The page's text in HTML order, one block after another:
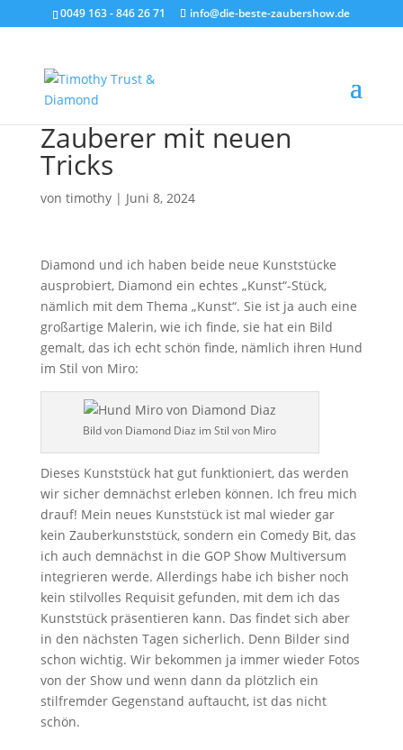
0049 163 - 846 26 71 info@die-beste-zaubershow.de
Zauberer mit neuen
Tricks
von timothy| Juni 8, 2024
Diamond und ich haben beide neue Kunststücke
ausprobiert, Diamond ein echtes „Kunst“-Stück,
nämlich mit dem Thema „Kunst“. Sie ist ja auch eine
großartige Malerin, wie ich finde, sie hat ein Bild
gemalt, das ich echt schön finde, nämlich ihren Hund
im Stil von Miro:
Bild von Diamond Diaz im Stil von Miro
Dieses Kunststück hat gut funktioniert, das werden
wir sicher demnächst erleben können. Ich freu mich
drauf! Mein neues Kunststück ist mal wieder gar
kein Zauberkunststück, sondern ein Comedy Bit, das
ich auch demnächst in die GOP Show Multiversum
integrieren werde. Allerdings habe ich bisher noch
kein stilvolles Requisit gefunden, mit dem ich das
Kunststück präsentieren kann. Das findet sich aber
in den nächsten Tagen sicherlich. Denn Bilder sind
schon wichtig. Wir bekommen ja immer wieder Fotos
von der Show und wenn dann da plötzlich ein
stilfremder Gegenstand auftaucht, ist das nicht
schön.